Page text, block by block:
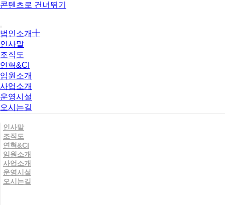
콘텐츠로 건너뛰기
법인소개
인사말
조직도
연혁&CI
임원소개
사업소개
운영시설
오시는길
인사말
조직도
연혁&CI
임원소개
사업소개
운영시설
오시는길